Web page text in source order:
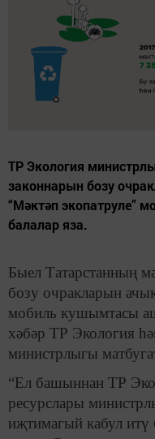
ТР Экология
законнарын бозу
“Мәктәп экопатруле”
балалар яза.
Быел Татарстанның
бозу очракларын
мобиль кушымтасы
хәбәр ТР Экология
министрлыгы
“Ел башыннан ТР
ресурслары
иҗтимагый кабул итү